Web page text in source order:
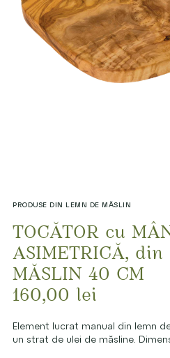
PRODUSE DIN LEMN DE MĂSLIN
TOCĂTOR cu
ASIMETRICĂ, din
MĂSLIN 40 CM
160,00 lei
Element lucrat manual din lemn
un strat de ulei de măsline.